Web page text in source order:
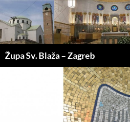
Župa Sv. Blaža – Zagreb